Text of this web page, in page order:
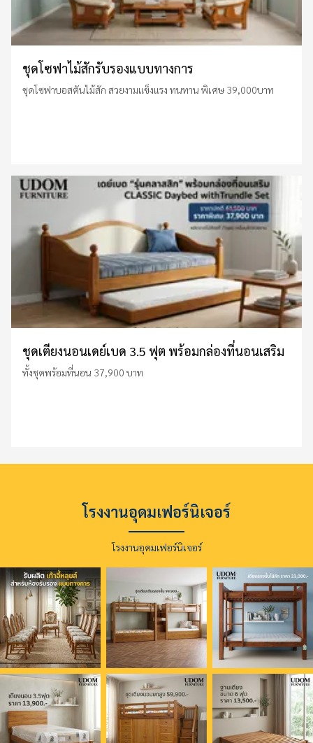
ชุดโซฟาไม้สักรับรองแบบทางการ
ชุดโซฟาบอสตันไม้สัก สวยงามแข็งแรง ทนทาน พิเศษ 39,000บาท
ชุดเตียงนอนเดย์เบด 3.5 ฟุต พร้อมกล่องที่นอนเสริม
ทั้งชุดพร้อมที่นอน 37,900 บาท
โรงงานอุดมเฟอร์นิเจอร์
โรงงานอุดมเฟอร์นิเจอร์